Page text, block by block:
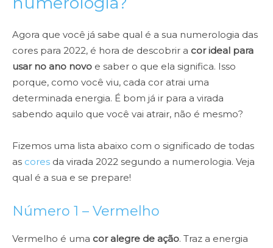
Agora que você já sabe qual é a sua numerologia das
cores para 2022, é hora de descobrir a cor ideal para
usar no ano novo e saber o que ela significa. Isso
porque, como você viu, cada cor atrai uma
determinada energia. É bom já ir para a virada
sabendo aquilo que você vai atrair, não é mesmo?
Fizemos uma lista abaixo com o significado de todas
as cores da virada 2022 segundo a numerologia. Veja
qual é a sua e se prepare!
Número 1 – Vermelho
Vermelho é uma cor alegre de ação. Traz a energia